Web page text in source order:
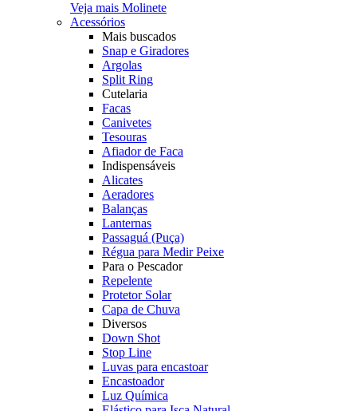
Veja mais Molinete
Acessórios
Mais buscados
Snap e Giradores
Argolas
Split Ring
Cutelaria
Facas
Canivetes
Tesouras
Afiador de Faca
Indispensáveis
Alicates
Aeradores
Balanças
Lanternas
Passaguá (Puça)
Régua para Medir Peixe
Para o Pescador
Repelente
Protetor Solar
Capa de Chuva
Diversos
Down Shot
Stop Line
Luvas para encastoar
Encastoador
Luz Química